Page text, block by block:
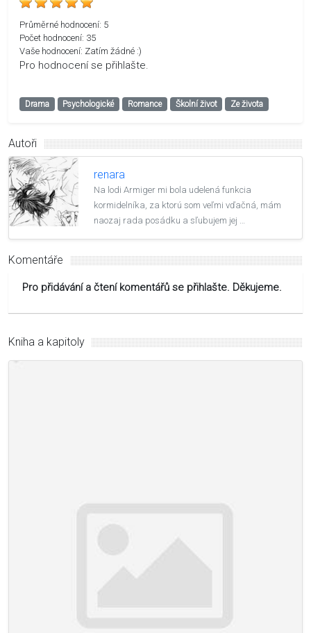
Průměrné hodnocení: 5
Počet hodnocení: 35
Vaše hodnocení: Zatím žádné :)
Pro hodnocení se přihlašte.
Drama Psychologické Romance Školní život Ze života
Autoři
renara
Na lodi Armiger mi bola udelená funkcia
kormidelníka, za ktorú som veľmi vďačná, mám
naozaj rada posádku a sľubujem jej …
Komentáře
Pro přidávání a čtení komentářů se přihlašte. Děkujeme.
Kniha a kapitoly